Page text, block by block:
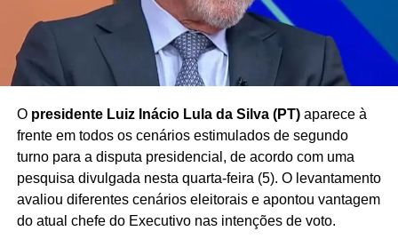
O presidente Luiz Inácio Lula da Silva (PT)aparece à
frente em todos os cenários estimulados de segundo
turno para a disputa presidencial, de acordo com uma
pesquisa divulgada nesta quarta-feira (5). O levantamento
avaliou diferentes cenários eleitorais e apontou vantagem
do atual chefe do Executivo nas intenções de voto.